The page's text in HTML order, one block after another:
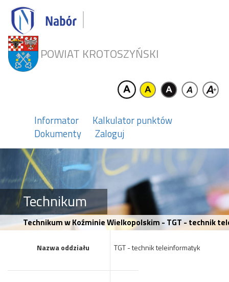
POWIAT KROTOSZYŃSKI
Informator
Kalkulator punktów
Dokumenty
Zaloguj
Technikum
Technikum w Koźminie Wielkopolskim - TGT - technik
Nazwa oddziału TGT - technik teleinformatyk